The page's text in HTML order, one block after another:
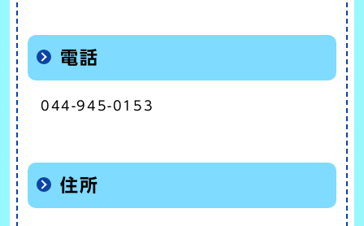
電話
044-945-0153
住所